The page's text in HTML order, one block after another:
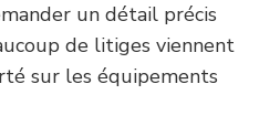
un détail précis
de litiges viennent
sur les équipements